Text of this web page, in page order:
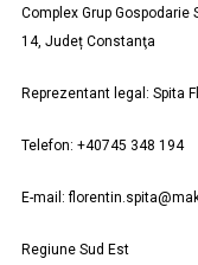
Complex Grup Gospodarie
14, Județ Constanţa
Reprezentant legal: Spita
Telefon: +40745 348 194
E-mail:
Regiune Sud Est